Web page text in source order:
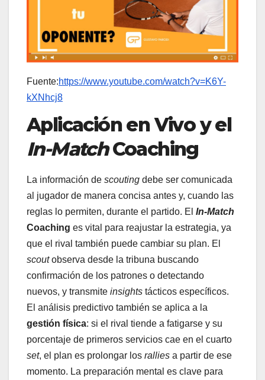
Fuente:https://www.youtube.com/watch?v=K6Y-
kXNhcj8
Aplicación en Vivo y el
In-MatchCoaching
La información de scouting debe ser comunicada
al jugador de manera concisa antes y, cuando las
reglas lo permiten, durante el partido. El In-Match
Coaching es vital para reajustar la estrategia, ya
que el rival también puede cambiar su plan. El
scoutobserva desde la tribuna buscando
confirmación de los patrones o detectando
nuevos, y transmite insights tácticos específicos.
El análisis predictivo también se aplica a la
gestión física: si el rival tiende a fatigarse y su
porcentaje de primeros servicios cae en el cuarto
set, el plan es prolongar los rallies a partir de ese
momento. La preparación mental es clave para